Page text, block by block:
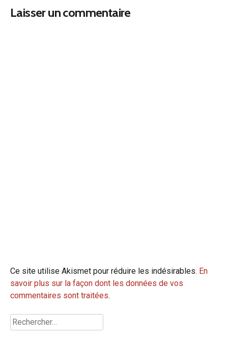
Laisser un commentaire
Ce site utilise Akismet pour réduire les indésirables. En
savoir plus sur la façon dont les données de vos
commentaires sont traitées.
Rechercher :